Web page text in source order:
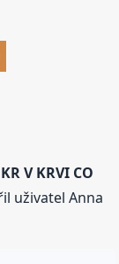
V KRVI CO
uživatel Anna